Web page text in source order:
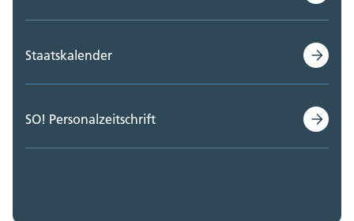
Staatskalender
SO! Personalzeitschrift